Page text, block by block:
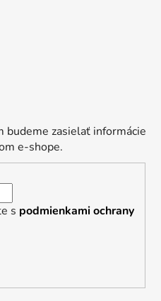
budeme zasielať informácie
e-shope.
s podmienkami ochrany